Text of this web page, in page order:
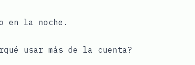
en la noche.
usar más de la cuenta?